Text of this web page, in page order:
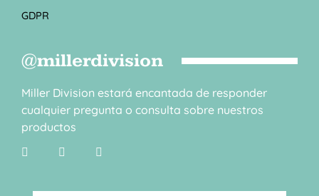
GDPR
@millerdivision
Miller Division estará encantada de responder
cualquier pregunta o consulta sobre nuestros
productos